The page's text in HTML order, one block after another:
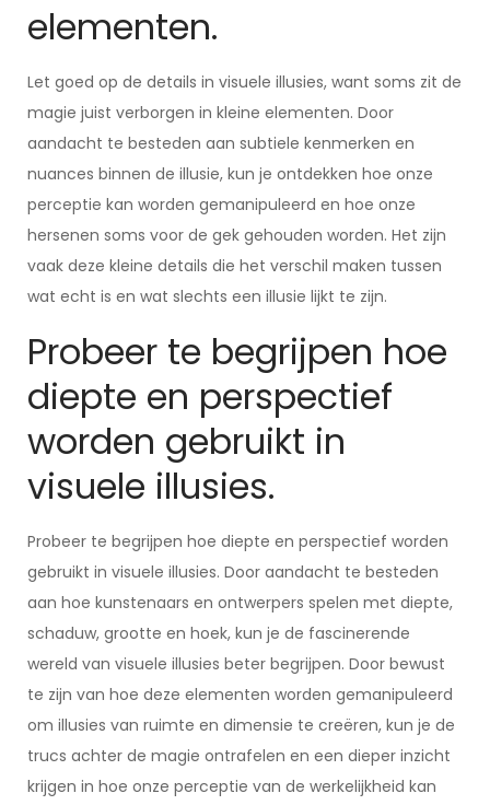
elementen.
Let goed op de details in visuele illusies, want soms zit de
magie juist verborgen in kleine elementen. Door
aandacht te besteden aan subtiele kenmerken en
nuances binnen de illusie, kun je ontdekken hoe onze
perceptie kan worden gemanipuleerd en hoe onze
hersenen soms voor de gek gehouden worden. Het zijn
vaak deze kleine details die het verschil maken tussen
wat echt is en wat slechts een illusie lijkt te zijn.
Probeer te begrijpen hoe
diepte en perspectief
worden gebruikt in
visuele illusies.
Probeer te begrijpen hoe diepte en perspectief worden
gebruikt in visuele illusies. Door aandacht te besteden
aan hoe kunstenaars en ontwerpers spelen met diepte,
schaduw, grootte en hoek, kun je de fascinerende
wereld van visuele illusies beter begrijpen. Door bewust
te zijn van hoe deze elementen worden gemanipuleerd
om illusies van ruimte en dimensie te creëren, kun je de
trucs achter de magie ontrafelen en een dieper inzicht
krijgen in hoe onze perceptie van de werkelijkheid kan